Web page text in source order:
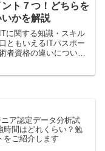
ト７つ！どちらを
かを解説
に関する知識・スキル
ともいえるITパスポー
者資格の違いについて
ニア認定データ分析試
時間はどれくらい？勉
をご紹介します